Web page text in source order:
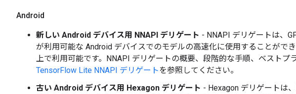
Android
新しい Android デバイス用 NNAPI デリゲート - NNAPI デリゲートは、
が利用可能な Android デバイスでのモデルの高速化に使用することがで
上で利用可能です。NNAPI デリゲートの概要、段階的な手順、ベストプ
TensorFlow Lite NNAPI デリゲートを参照してください。
古い Android デバイス用 Hexagon デリゲート - Hexagon デリゲートは